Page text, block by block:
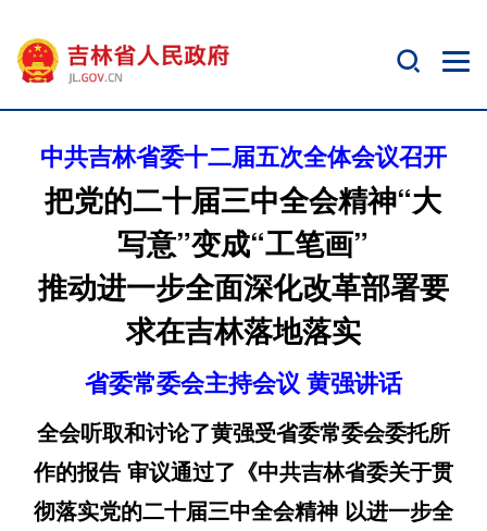
中共吉林省委十二届五次全体会议召开
把党的二十届三中全会精神“大
写意”变成“工笔画”
推动进一步全面深化改革部署要
求在吉林落地落实
省委常委会主持会议 黄强讲话
全会听取和讨论了黄强受省委常委会委托所
作的报告 审议通过了《中共吉林省委关于贯
彻落实党的二十届三中全会精神 以进一步全